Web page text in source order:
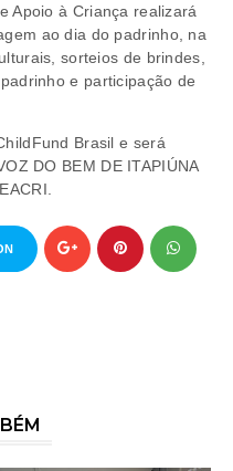
Apoio à Criança realizará
ao dia do padrinho, na
sorteios de brindes,
e participação de
Brasil e será
DO BEM DE ITAPIÚNA